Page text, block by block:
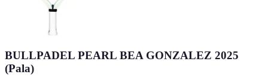
BULLPADEL PEARL BEA GONZALEZ 2025
(Pala)